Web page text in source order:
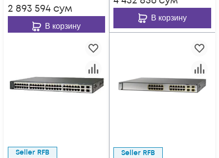
2 893 594 сум
В корзину
В корзину
Seller RFB Seller RFB